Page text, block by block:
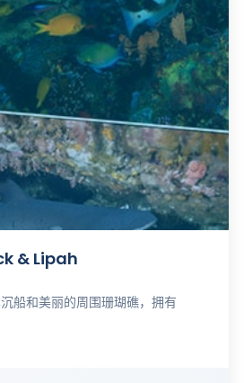
& Lipah
船和美丽的周围珊瑚礁，拥有